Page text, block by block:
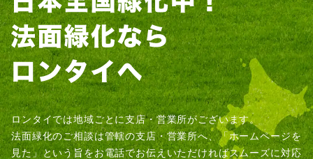
ロンタイでは地域ごとに支店・営業所がございます。
法面緑化のご相談は管轄の支店・営業所へ、「ホームページを
見た」という旨をお電話でお伝えいただければスムーズに対応